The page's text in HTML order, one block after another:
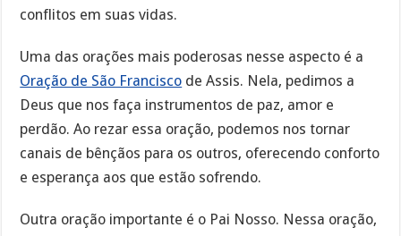
conflitos em suas vidas.
Uma das orações mais poderosas nesse aspecto é a
Oração de São Francisco de Assis. Nela, pedimos a
Deus que nos faça instrumentos de paz, amor e
perdão. Ao rezar essa oração, podemos nos tornar
canais de bênçãos para os outros, oferecendo conforto
e esperança aos que estão sofrendo.
Outra oração importante é o Pai Nosso. Nessa oração,